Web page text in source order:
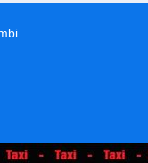
|Impressum|